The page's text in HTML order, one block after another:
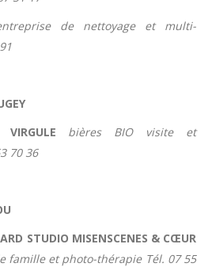
de nettoyage et multi-
bières BIO visite et
70 36
STUDIO MISENSCENES & CŒUR
famille et photo-thérapie Tél. 07 55